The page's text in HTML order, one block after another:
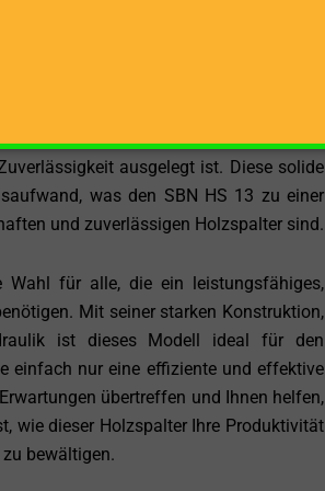
zu arbeiten, was die Belastung des
nur komfortabler, sondern auch sicherer
macht.
die genauen Gerätemaße nicht
ausgelegt ist. Diese solide
was den SBN HS 13 zu einer
und zuverlässigen Holzspalter sind.
Wahl für alle, die ein leistungsfähiges,
Mit seiner starken Konstruktion,
ist dieses Modell ideal für den
einfach nur eine effiziente und effektive
übertreffen und Ihnen helfen,
wie dieser Holzspalter Ihre Produktivität
bewältigen.